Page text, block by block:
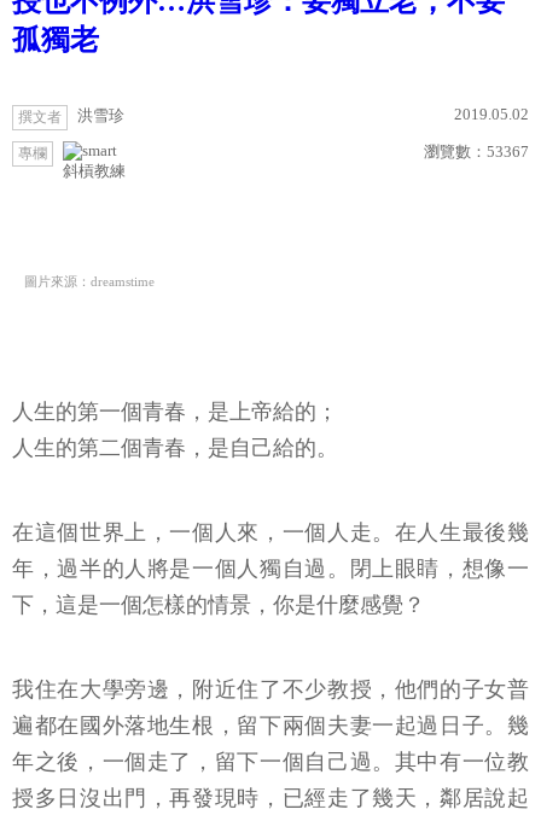
孤獨老
撰文者 洪雪珍 2019.05.02
專欄
斜槓教練
瀏覽數： 53367
圖片來源：dreamstime
人生的第一個青春，是上帝給的；
人生的第二個青春，是自己給的。
在這個世界上，一個人來，一個人走。在人生最後幾
年，過半的人將是一個人獨自過。閉上眼睛，想像一
下，這是一個怎樣的情景，你是什麼感覺？
我住在大學旁邊，附近住了不少教授，他們的子女普
遍都在國外落地生根，留下兩個夫妻一起過日子。幾
年之後，一個走了，留下一個自己過。其中有一位教
授多日沒出門，再發現時，已經走了幾天，鄰居說起